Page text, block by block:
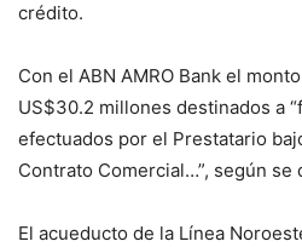
crédito.
Con el ABN AMRO Bank el
US$30.2 millones destinados a
efectuados por el Prestatario
Contrato Comercial…”, según se
El acueducto de la Línea